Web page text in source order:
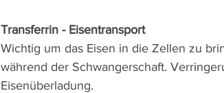
Transferrin - Eisentransport
Wichtig um das Eisen in die Zellen zu
während der Schwangerschaft.
Eisenüberladung.